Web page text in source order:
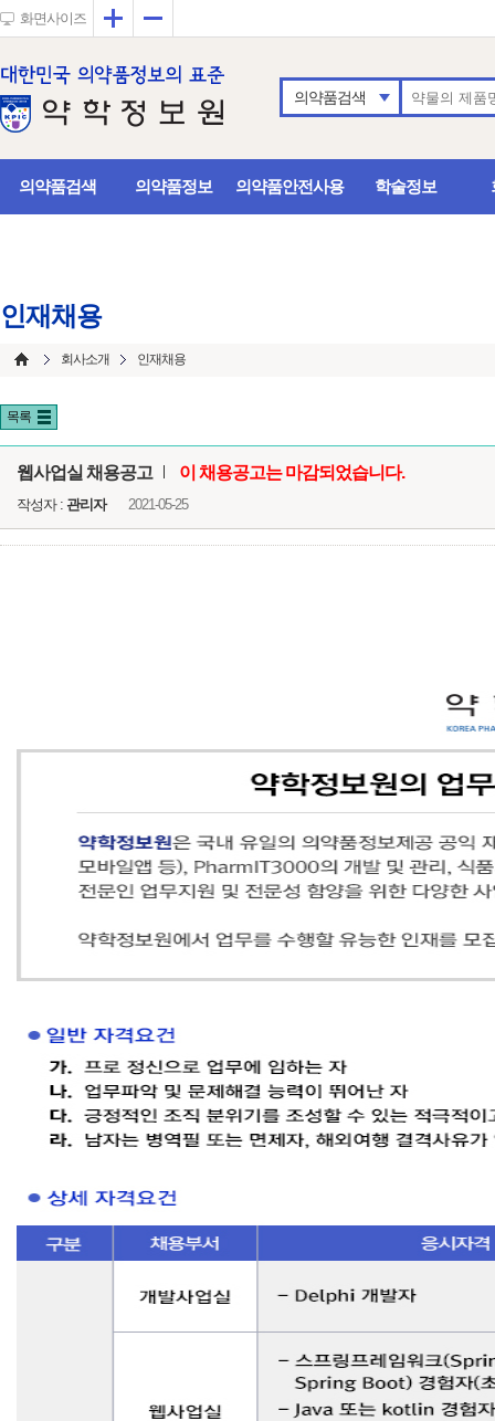
화면사이즈 확대
의약품검색
의약품검색 의약품정보 의약품안전사용 학술정보
인재채용
회사소개 인재채용
목록
웹사업실 채용공고 이 채용공고는 마감되었습니다.
작성자 : 관리자 2021-05-25